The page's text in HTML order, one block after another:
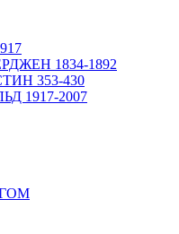
1834-1892
353-430
1917-2007